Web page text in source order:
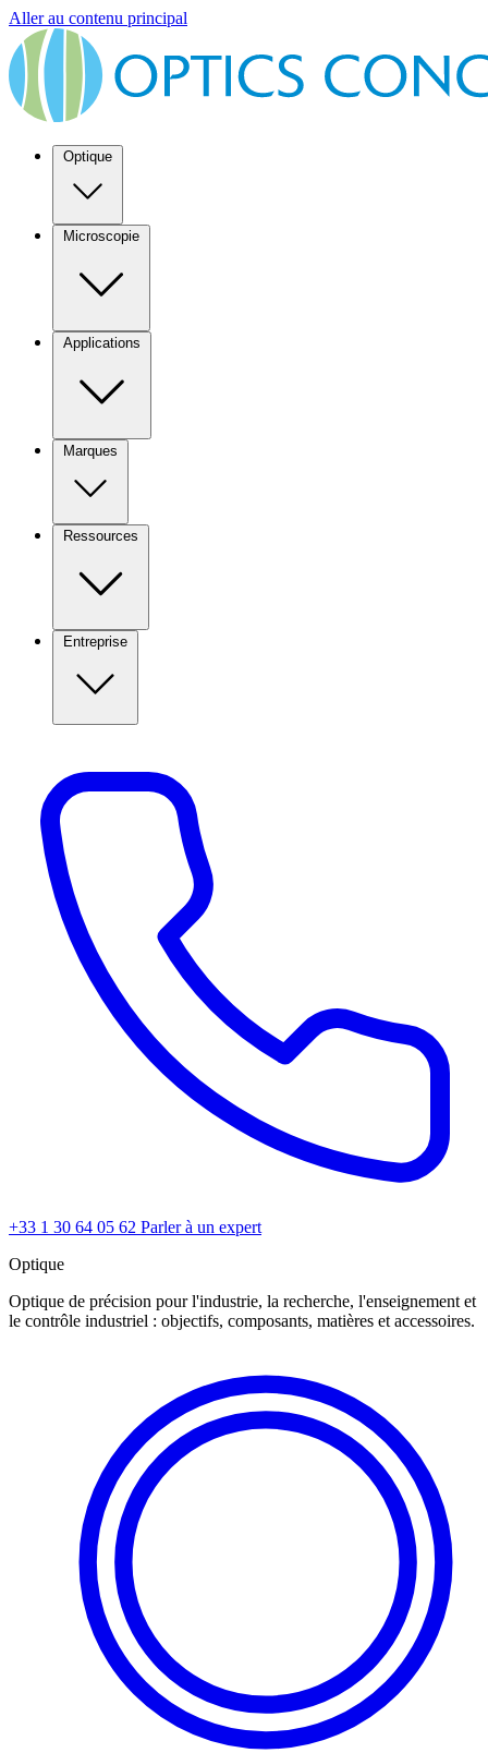
Aller au contenu principal
Optique
Microscopie
Applications
Marques
Ressources
Entreprise
+33 1 30 64 05 62 Parler à un expert
Optique
Optique de précision pour l'industrie, la recherche, l'enseignement et
le contrôle industriel : objectifs, composants, matières et accessoires.